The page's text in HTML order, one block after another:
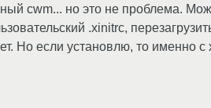
cwm... но это не проблема.
.xinitrc,
Но если установлю, то именно с